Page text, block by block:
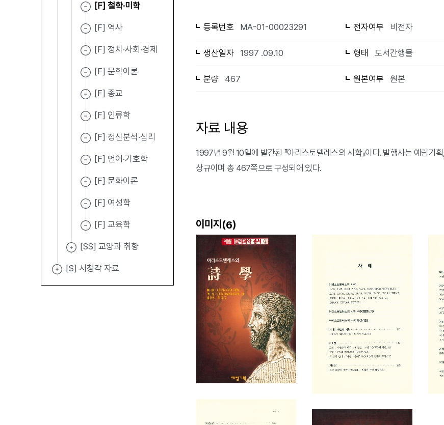
[F] 철학·미학
[F] 역사
[F] 정치·사회·경제
[F] 문학이론
[F] 종교
[F] 인류학
[F] 정신분석·심리
[F] 언어·기호학
[F] 문화이론
[F] 여성학
[F] 교육학
[SS] 교양과 취향
[S] 시청각 자료
등록번호 MA-01-00023291 전자여부 비전자
생산일자 1997 .09.10 형태 도서간행물
분량 467 원본여부 원본
자료 내용
1997년 9월 10일에 발간된 『아리스토텔레스의 시학』이다. 발행사는 예림
상규이며 총 467쪽으로 구성되어 있다.
이미지(6)